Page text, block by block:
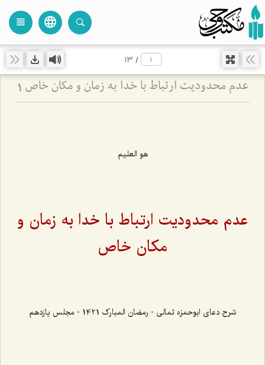
language
view_headline
/
13
عدم محدودیت ارتباط با خدا به زمان و مكان خاص 1
هو العليم
عدم محدودیت ارتباط با خدا به زمان و
مكان خاص
شرح دعای ابوحمزه ثمالی - رمضان المبارک 1421 - مجلس یازدهم